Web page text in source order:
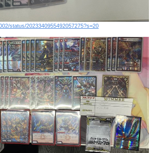
status/2023340955492057275?s=20